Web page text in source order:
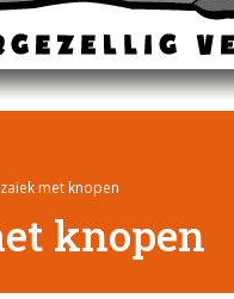
met knopen
knopen